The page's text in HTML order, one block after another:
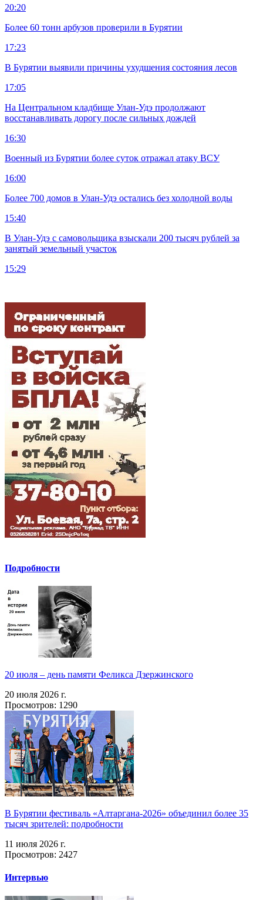
20:20
Более 60 тонн арбузов проверили в Бурятии
17:23
В Бурятии выявили причины ухудшения состояния лесов
17:05
На Центральном кладбище Улан-Удэ продолжают
восстанавливать дорогу после сильных дождей
16:30
Военный из Бурятии более суток отражал атаку ВСУ
16:00
Более 700 домов в Улан-Удэ остались без холодной воды
15:40
В Улан-Удэ с самовольщика взыскали 200 тысяч рублей за
занятый земельный участок
15:29
Подробности
20 июля – день памяти Феликса Дзержинского
20 июля 2026 г.
Просмотров: 1290
В Бурятии фестиваль «Алтаргана-2026» объединил более 35
тысяч зрителей: подробности
11 июля 2026 г.
Просмотров: 2427
Интервью